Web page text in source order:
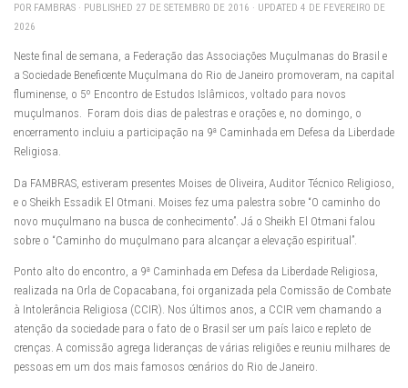
POR FAMBRAS · PUBLISHED 27 DE SETEMBRO DE 2016 · UPDATED 4 DE FEVEREIRO DE
2026
Neste final de semana, a Federação das Associações Muçulmanas do Brasil e
a Sociedade Beneficente Muçulmana do Rio de Janeiro promoveram, na capital
fluminense, o 5º Encontro de Estudos Islâmicos, voltado para novos
muçulmanos. Foram dois dias de palestras e orações e, no domingo, o
encerramento incluiu a participação na 9ª Caminhada em Defesa da Liberdade
Religiosa.
Da FAMBRAS, estiveram presentes Moises de Oliveira, Auditor Técnico Religioso,
e o Sheikh Essadik El Otmani. Moises fez uma palestra sobre “O caminho do
novo muçulmano na busca de conhecimento”. Já o Sheikh El Otmani falou
sobre o “Caminho do muçulmano para alcançar a elevação espiritual”.
Ponto alto do encontro, a 9ª Caminhada em Defesa da Liberdade Religiosa,
realizada na Orla de Copacabana, foi organizada pela Comissão de Combate
à Intolerância Religiosa (CCIR). Nos últimos anos, a CCIR vem chamando a
atenção da sociedade para o fato de o Brasil ser um país laico e repleto de
crenças. A comissão agrega lideranças de várias religiões e reuniu milhares de
pessoas em um dos mais famosos cenários do Rio de Janeiro.